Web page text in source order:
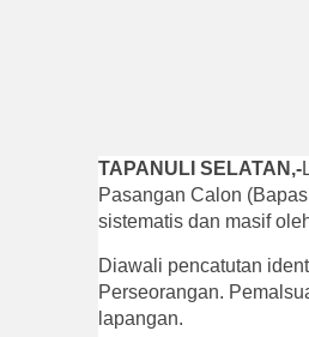
TAPANULI SELATAN,-
Pasangan Calon
sistematis dan masif
Diawali pencatutan
Perseorangan.
lapangan.